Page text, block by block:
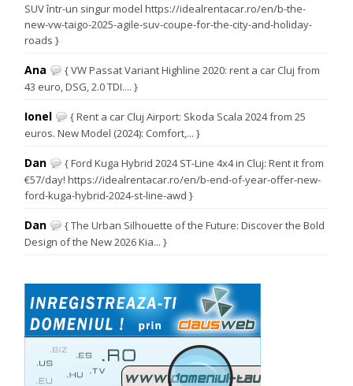
SUV într-un singur model https://idealrentacar.ro/en/b-the-
new-vw-taigo-2025-agile-suv-coupe-for-the-city-and-holiday-
roads }
Ana
{ VW Passat Variant Highline 2020: rent a car Cluj from
43 euro, DSG, 2.0 TDI.... }
Ionel
{ Rent a car Cluj Airport: Skoda Scala 2024 from 25
euros. New Model (2024): Comfort,... }
Dan
{ Ford Kuga Hybrid 2024 ST-Line 4x4 in Cluj: Rent it from
€57/day! https://idealrentacar.ro/en/b-end-of-year-offer-new-
ford-kuga-hybrid-2024-st-line-awd }
Dan
{ The Urban Silhouette of the Future: Discover the Bold
Design of the New 2026 Kia... }